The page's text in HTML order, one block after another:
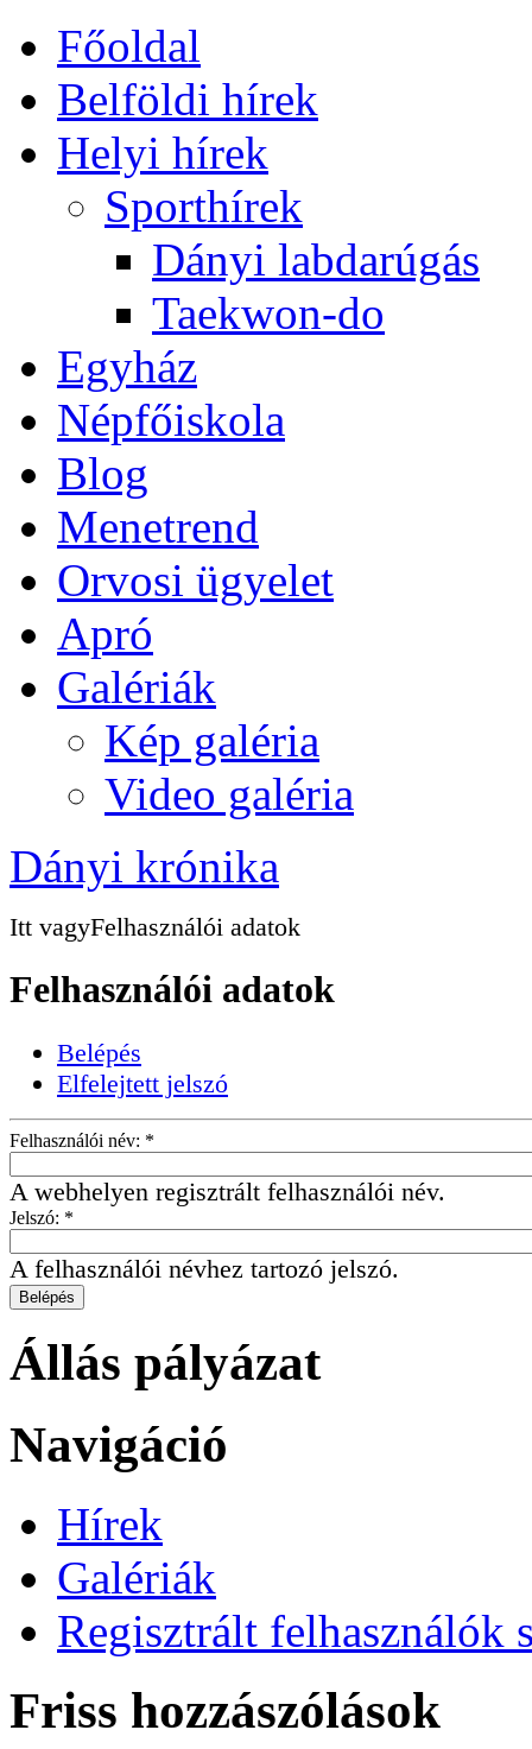
Főoldal
Belföldi hírek
Helyi hírek
Sporthírek
Dányi labdarúgás
Taekwon-do
Egyház
Népfőiskola
Blog
Menetrend
Orvosi ügyelet
Apró
Galériák
Kép galéria
Video galéria
Dányi krónika
Itt vagyFelhasználói adatok
Felhasználói adatok
Belépés
Elfelejtett jelszó
Felhasználói név: *
A webhelyen regisztrált felhasználói név.
Jelszó: *
A felhasználói névhez tartozó jelszó.
Állás pályázat
Navigáció
Hírek
Galériák
Regisztrált felhasználók
Friss hozzászólások